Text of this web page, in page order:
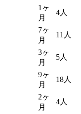
1ヶ
月
4人
7ヶ
月
11人
3ヶ
月
5人
9ヶ
月
18人
2ヶ
月
4人